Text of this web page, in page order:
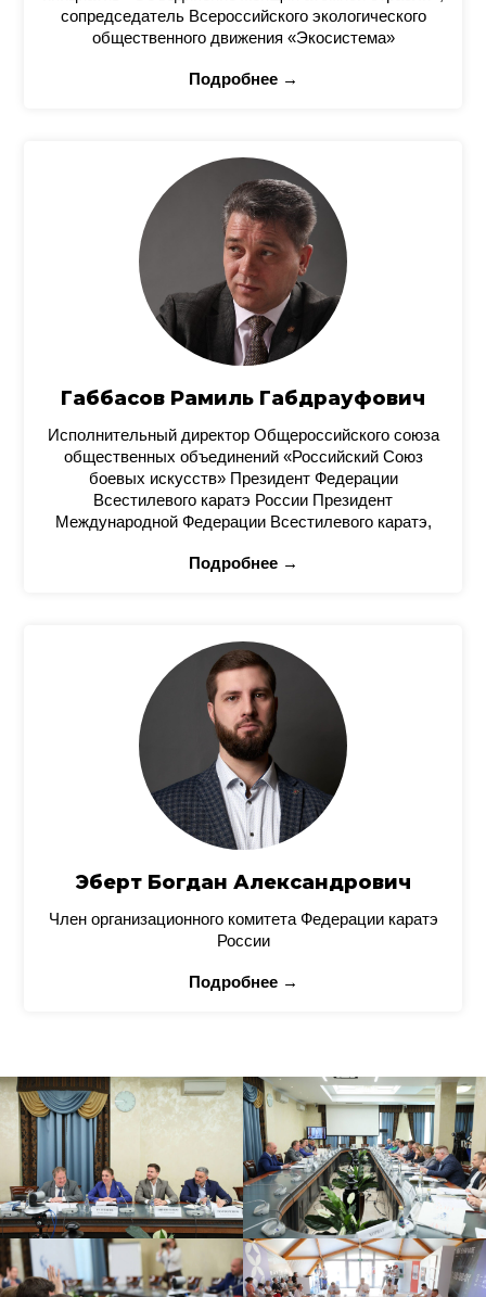
сопредседатель Всероссийского экологического
общественного движения «Экосистема»
Подробнее →
Габбасов Рамиль Габдрауфович
Исполнительный директор Общероссийского союза
общественных объединений «Российский Союз
боевых искусств» Президент Федерации
Всестилевого каратэ России Президент
Международной Федерации Всестилевого каратэ,
Подробнее →
Эберт Богдан Александрович
Член организационного комитета Федерации каратэ
России
Подробнее →